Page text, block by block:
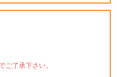
ご了承下さい。